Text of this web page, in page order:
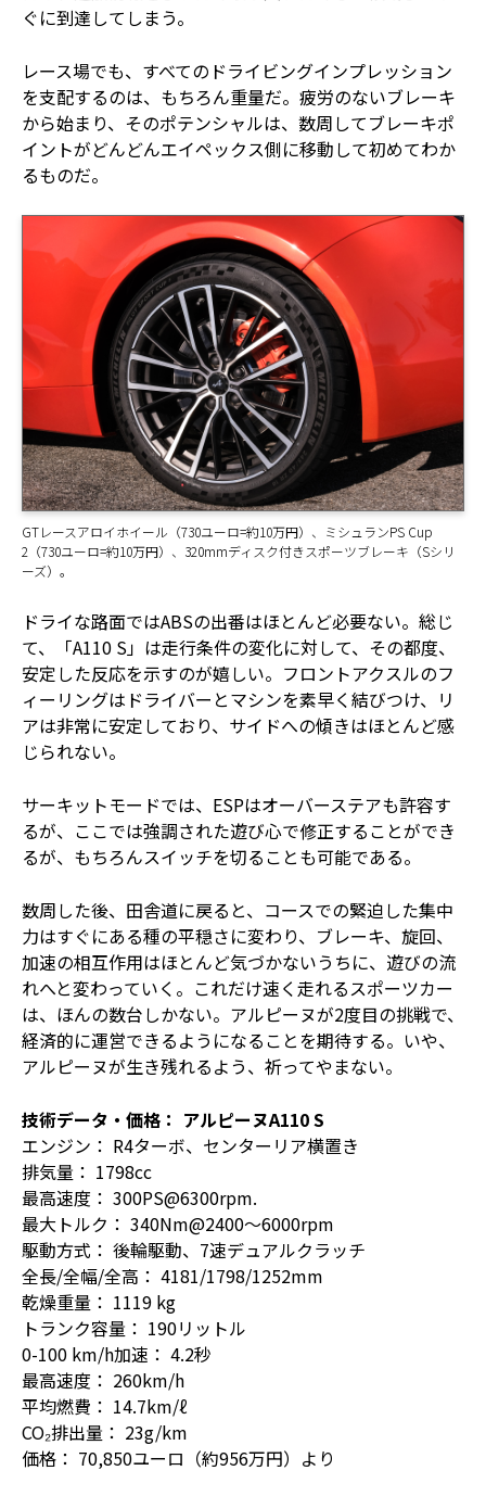
ぐに到達してしまう。
レース場でも、すべてのドライビングインプレッション
を支配するのは、もちろん重量だ。疲労のないブレーキ
から始まり、そのポテンシャルは、数周してブレーキポ
イントがどんどんエイペックス側に移動して初めてわか
るものだ。
GTレースアロイホイール（730ユーロ=約10万円）、ミシュランPS Cup
2（730ユーロ=約10万円）、320mmディスク付きスポーツブレーキ（Sシリ
ーズ）。
ドライな路面ではABSの出番はほとんど必要ない。総じ
て、「A110 S」は走行条件の変化に対して、その都度、
安定した反応を示すのが嬉しい。フロントアクスルのフ
ィーリングはドライバーとマシンを素早く結びつけ、リ
アは非常に安定しており、サイドへの傾きはほとんど感
じられない。
サーキットモードでは、ESPはオーバーステアも許容す
るが、ここでは強調された遊び心で修正することができ
るが、もちろんスイッチを切ることも可能である。
数周した後、田舎道に戻ると、コースでの緊迫した集中
力はすぐにある種の平穏さに変わり、ブレーキ、旋回、
加速の相互作用はほとんど気づかないうちに、遊びの流
れへと変わっていく。これだけ速く走れるスポーツカー
は、ほんの数台しかない。アルピーヌが2度目の挑戦で、
経済的に運営できるようになることを期待する。いや、
アルピーヌが生き残れるよう、祈ってやまない。
技術データ・価格： アルピーヌA110 S
エンジン： R4ターボ、センターリア横置き
排気量： 1798cc
最高速度： 300PS@6300rpm.
最大トルク： 340Nm@2400～6000rpm
駆動方式： 後輪駆動、7速デュアルクラッチ
全長/全幅/全高： 4181/1798/1252mm
乾燥重量： 1119 kg
トランク容量： 190リットル
0-100 km/h加速： 4.2秒
最高速度： 260km/h
平均燃費： 14.7km/ℓ
CO₂排出量： 23g/km
価格： 70,850ユーロ（約956万円）より